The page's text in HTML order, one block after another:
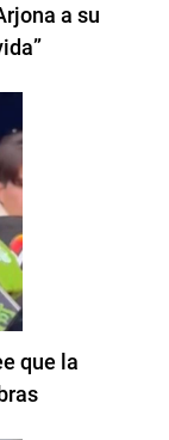
a su
que la